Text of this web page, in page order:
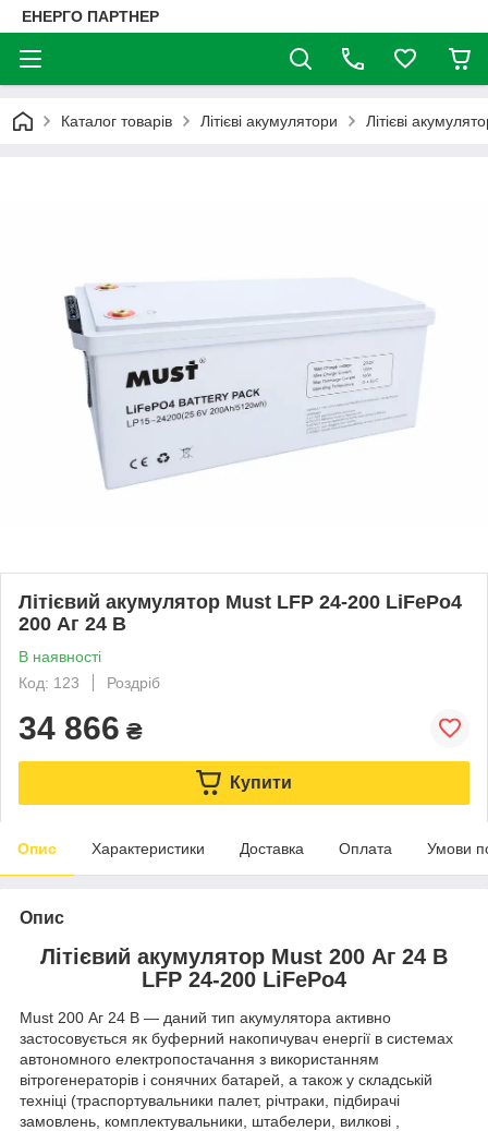
ЕНЕРГО ПАРТНЕР
Каталог товарів Літієві акумулятори Літієві
Літієвий акумулятор Must LFP 24-200 LiFePo4
200 Аг 24 В
В наявності
Код: 123
Роздріб
34 866 ₴
Купити
Опис Характеристики Доставка Оплата Умови
Опис
Літієвий акумулятор Must 200 Аг 24 В
LFP 24-200 LiFePo4
Must 200 Аг 24 В — даний тип акумулятора активно
застосовується як буферний накопичувач енергії в системах
автономного електропостачання з використанням
вітрогенераторів і сонячних батарей, а також у складській
техніці (траспортувальники палет, річтраки, підбирачі
замовлень, комплектувальники, штабелери, вилкові ,